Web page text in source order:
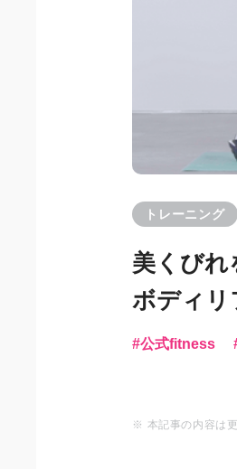
トレーニング
美くび
ボディリ
公式fitness
※ 本記事の内容は